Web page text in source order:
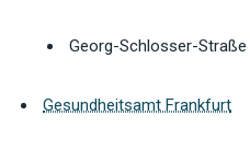
Georg-Schlosser-Straße
Gesundheitsamt Frankfurt